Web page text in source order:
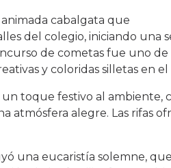
cabalgata que
del colegio, iniciando
de cometas fue uno
y coloridas silletas en
un toque festivo al
atmósfera alegre. Las rifas
una eucaristía solemne,